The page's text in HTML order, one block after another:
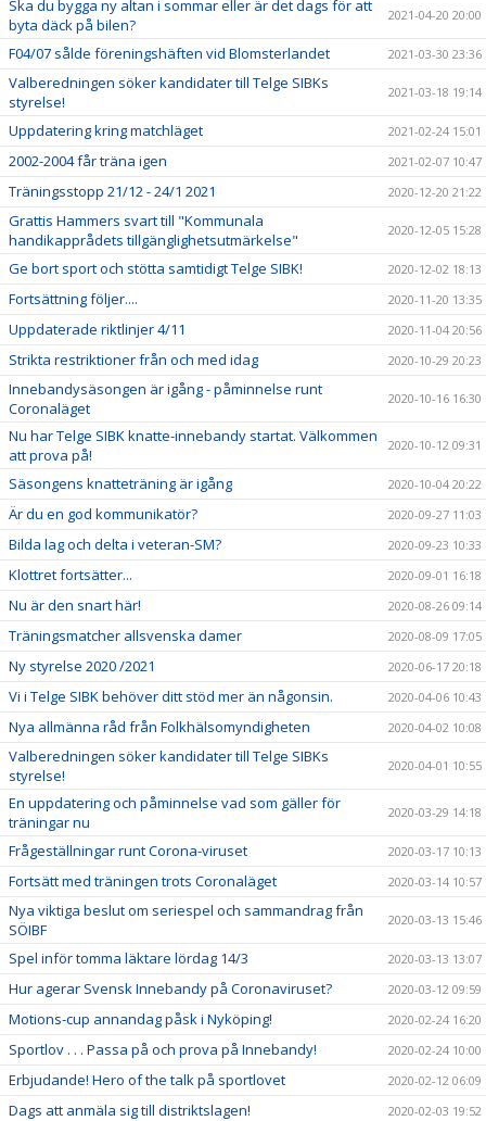
Ska du bygga ny altan i sommar eller är det dags för att
byta däck på bilen?
2021-04-20 20:00
F04/07 sålde föreningshäften vid Blomsterlandet 2021-03-30 23:36
Valberedningen söker kandidater till Telge SIBKs
styrelse!
2021-03-18 19:14
Uppdatering kring matchläget 2021-02-24 15:01
2002-2004 får träna igen 2021-02-07 10:47
Träningsstopp 21/12 - 24/1 2021 2020-12-20 21:22
Grattis Hammers svart till "Kommunala
handikapprådets tillgänglighetsutmärkelse"
2020-12-05 15:28
Ge bort sport och stötta samtidigt Telge SIBK! 2020-12-02 18:13
Fortsättning följer.... 2020-11-20 13:35
Uppdaterade riktlinjer 4/11 2020-11-04 20:56
Strikta restriktioner från och med idag 2020-10-29 20:23
Innebandysäsongen är igång - påminnelse runt
Coronaläget
2020-10-16 16:30
Nu har Telge SIBK knatte-innebandy startat. Välkommen
att prova på!
2020-10-12 09:31
Säsongens knatteträning är igång 2020-10-04 20:22
Är du en god kommunikatör? 2020-09-27 11:03
Bilda lag och delta i veteran-SM? 2020-09-23 10:33
Klottret fortsätter... 2020-09-01 16:18
Nu är den snart här! 2020-08-26 09:14
Träningsmatcher allsvenska damer 2020-08-09 17:05
Ny styrelse 2020 /2021 2020-06-17 20:18
Vi i Telge SIBK behöver ditt stöd mer än någonsin. 2020-04-06 10:43
Nya allmänna råd från Folkhälsomyndigheten 2020-04-02 10:08
Valberedningen söker kandidater till Telge SIBKs
styrelse!
2020-04-01 10:55
En uppdatering och påminnelse vad som gäller för
träningar nu
2020-03-29 14:18
Frågeställningar runt Corona-viruset 2020-03-17 10:13
Fortsätt med träningen trots Coronaläget 2020-03-14 10:57
Nya viktiga beslut om seriespel och sammandrag från
SÖIBF
2020-03-13 15:46
Spel inför tomma läktare lördag 14/3 2020-03-13 13:07
Hur agerar Svensk Innebandy på Coronaviruset? 2020-03-12 09:59
Motions-cup annandag påsk i Nyköping! 2020-02-24 16:20
Sportlov . . . Passa på och prova på Innebandy! 2020-02-24 10:00
Erbjudande! Hero of the talk på sportlovet 2020-02-12 06:09
Dags att anmäla sig till distriktslagen! 2020-02-03 19:52